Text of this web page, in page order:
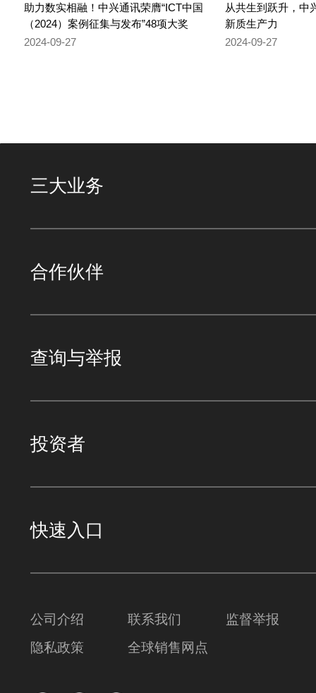
助力数实相融！中兴通讯荣膺“ICT中国
（2024）案例征集与发布”48项大奖
2024-09-27
从共生到跃升，中
新质生产力
2024-09-27
三大业务
合作伙伴
查询与举报
投资者
快速入口
公司介绍 联系我们
监督举报
隐私政策
全球销售网点